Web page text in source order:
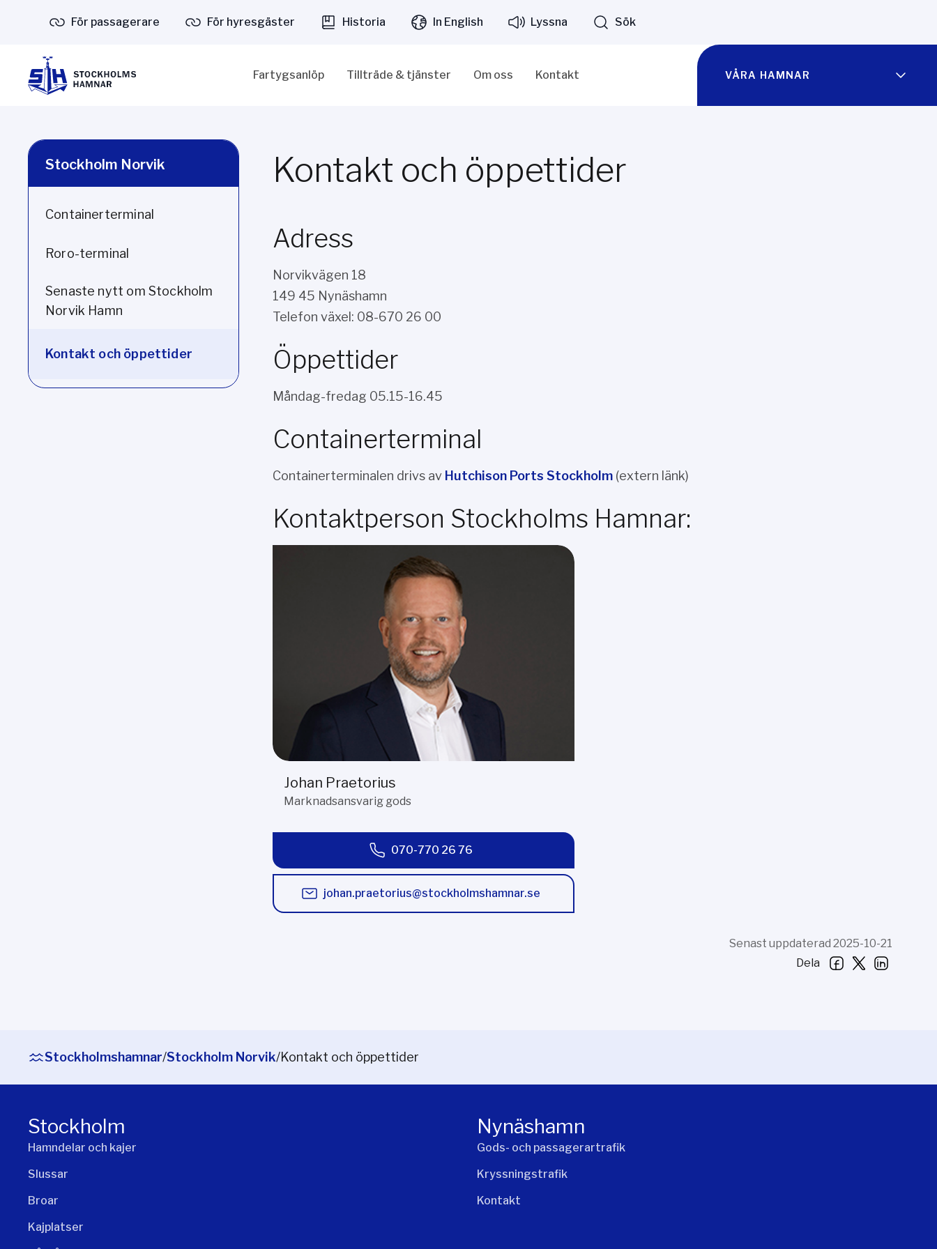
För passagerare För hyresgäster Historia In English Lyssna Sök
Fartygsanlöp Tillträde & tjänster Om oss Kontakt VÅRA HAMNAR
Stockholm Norvik
Containerterminal
Roro-terminal
Senaste nytt om Stockholm
Norvik Hamn
Kontakt och öppettider
Kontakt och öppettider
Adress
Norvikvägen 18
149 45 Nynäshamn
Telefon växel: 08-670 26 00
Öppettider
Måndag-fredag 05.15-16.45
Containerterminal
Containerterminalen drivs av Hutchison Ports Stockholm (extern länk)
Kontaktperson Stockholms Hamnar:
Johan Praetorius
Marknadsansvarig gods
070-770 26 76
johan.praetorius@stockholmshamnar.se
Senast uppdaterad 2025-10-21
Dela
Stockholmshamnar/Stockholm Norvik/Kontakt och öppettider
Stockholm
Hamndelar och kajer
Slussar
Broar
Kajplatser
Nynäshamn
Gods- och passagerartrafik
Kryssningstrafik
Kontakt